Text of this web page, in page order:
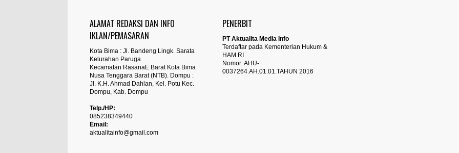
ALAMAT REDAKSI DAN INFO
IKLAN/PEMASARAN
Kota Bima : Jl. Bandeng Lingk. Sarata
Kelurahan Paruga
Kecamatan RasanaE Barat Kota Bima
Nusa Tenggara Barat (NTB). Dompu :
Jl. K.H. Ahmad Dahlan, Kel. Potu Kec.
Dompu, Kab. Dompu
Telp./HP:
085238349440
Email:
aktualitainfo@gmail.com
PENERBIT
PT Aktualita Media Info
Terdaftar pada Kementerian Hukum &
HAM RI
Nomor: AHU-
0037264.AH.01.01.TAHUN 2016